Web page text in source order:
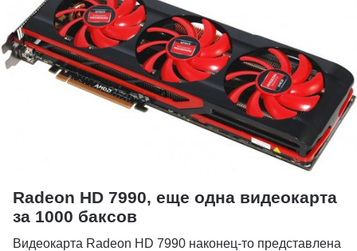
Radeon HD 7990, еще одна видеокарта
за 1000 баксов
Видеокарта Radeon HD 7990 наконец-то представлена